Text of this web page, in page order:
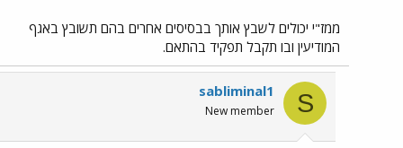
ממז"י יכולים לשבץ אותך בבסיסים אחרים בהם תשובץ באגף
המודיעין ובו תקבל תפקיד בהתאם.
S
sabliminal1
New member